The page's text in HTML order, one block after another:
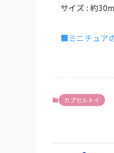
サイズ : 約
■ミニチュア
カプセルトイ